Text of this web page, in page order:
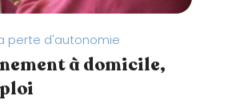
perte d'autonomie
à domicile,